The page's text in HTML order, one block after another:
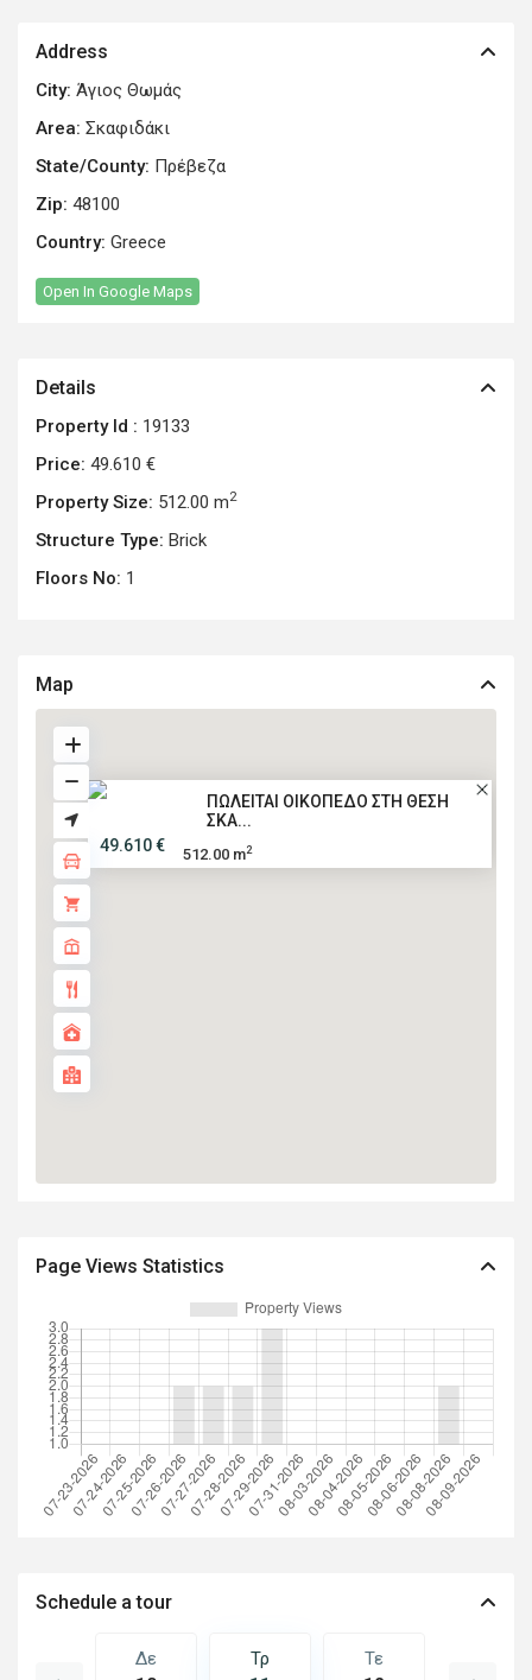
Address
City: Άγιος Θωμάς
Area: Σκαφιδάκι
State/County: Πρέβεζα
Zip: 48100
Country: Greece
Open In Google Maps
Details
Property Id : 19133
Price: 49.610 €
Property Size: 512.00 m2
Structure Type: Brick
Floors No: 1
Map
ΠΩΛΕΙΤΑΙ ΟΙΚΟΠΕΔΟ ΣΤΗ ΘΕΣΗ
ΣΚΑ...
49.610 €
512.00 m2
Page Views Statistics
Schedule a tour
Δε Τρ Τε